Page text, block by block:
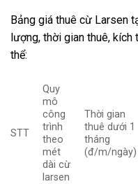
Bảng giá thuê cừ Larsen
lượng, thời gian thuê, kích
thể:
STT
Quy
mô
công
trình
theo
mét
dài cừ
larsen
Thời gian
thuê dưới 1
tháng
(đ/m/ngày)